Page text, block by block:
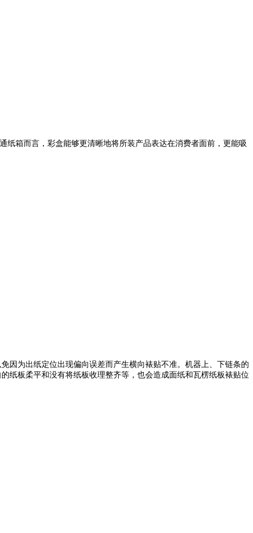
箱而言，彩盒能够更清晰地将所装产品表达在消费者面前，更能吸
因为出纸定位出现偏向误差而产生横向裱贴不准。机器上、下链条的
纸板柔平和没有将纸板收理整齐等，也会造成面纸和瓦楞纸板裱贴位